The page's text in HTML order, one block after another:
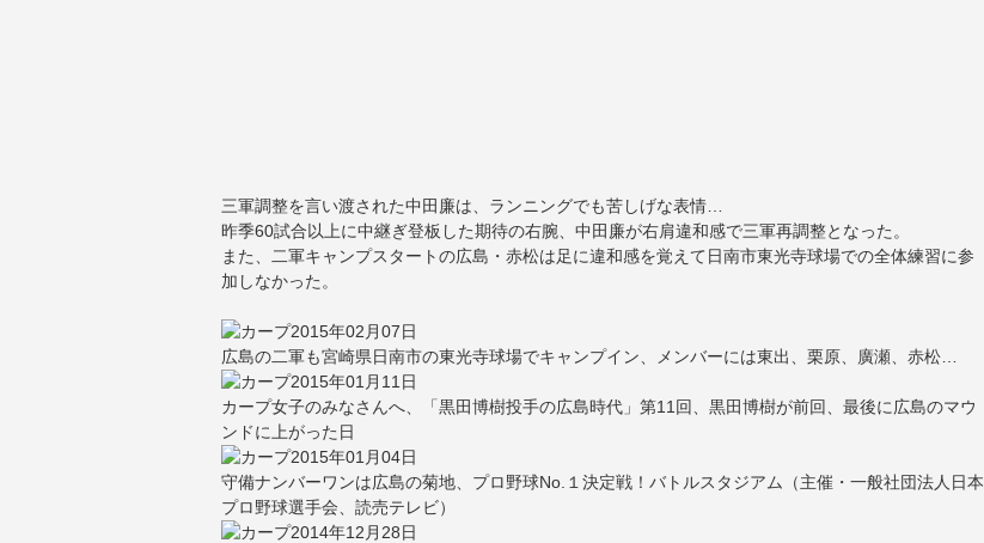
三軍調整を言い渡された中田廉は、ランニングでも苦しげな表情…
昨季60試合以上に中継ぎ登板した期待の右腕、中田廉が右肩違和感で三軍再調整となった。
また、二軍キャンプスタートの広島・赤松は足に違和感を覚えて日南市東光寺球場での全体練習に参
加しなかった。
2015年02月07日
広島の二軍も宮崎県日南市の東光寺球場でキャンプイン、メンバーには東出、栗原、廣瀬、赤松…
2015年01月11日
カープ女子のみなさんへ、「黒田博樹投手の広島時代」第11回、黒田博樹が前回、最後に広島のマウ
ンドに上がった日
2015年01月04日
守備ナンバーワンは広島の菊地、プロ野球No.１決定戦！バトルスタジアム（主催・一般社団法人日本
プロ野球選手会、読売テレビ）
2014年12月28日